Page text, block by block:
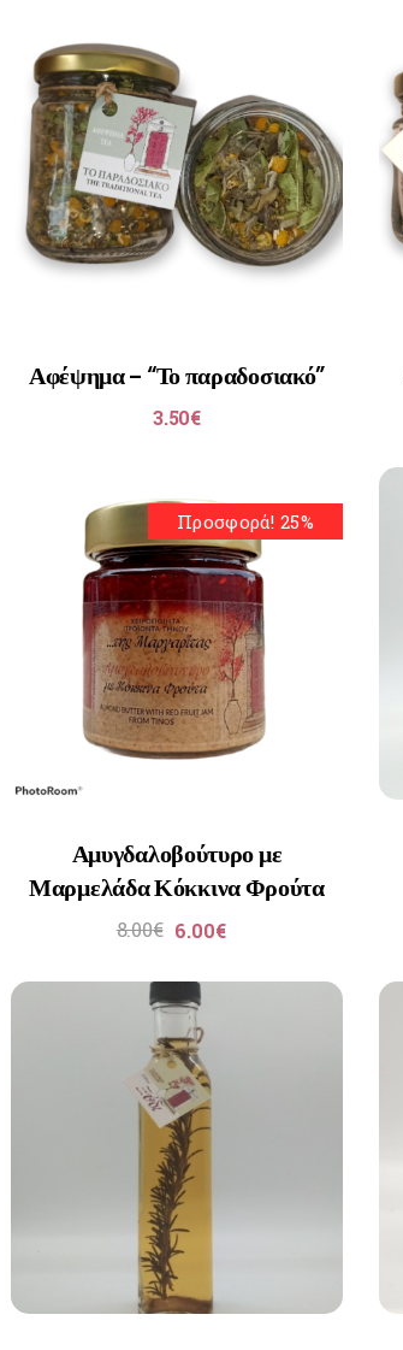
Αφέψημα – “Το παραδοσιακό”
3.50€
Προσφορά! 25%
Αμυγδαλοβούτυρο με
Μαρμελάδα Κόκκινα Φρούτα
6.00€
8.00€